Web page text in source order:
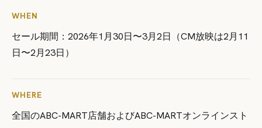
WHEN
セール期間：2026年1月30日〜3月2日（CM放映は2月11
日〜2月23日）
WHERE
全国のABC-MART店舗およびABC-MARTオンラインスト